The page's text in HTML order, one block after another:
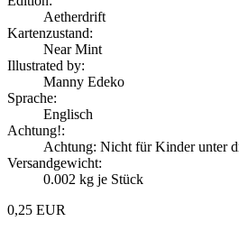
Aetherdrift
Kartenzustand:
Near Mint
Illustrated by:
Manny Edeko
Sprache:
Englisch
Achtung!:
Achtung: Nicht für Kinder unter
Versandgewicht:
0.002 kg je Stück
0,25 EUR